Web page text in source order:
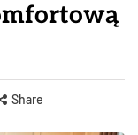
Share